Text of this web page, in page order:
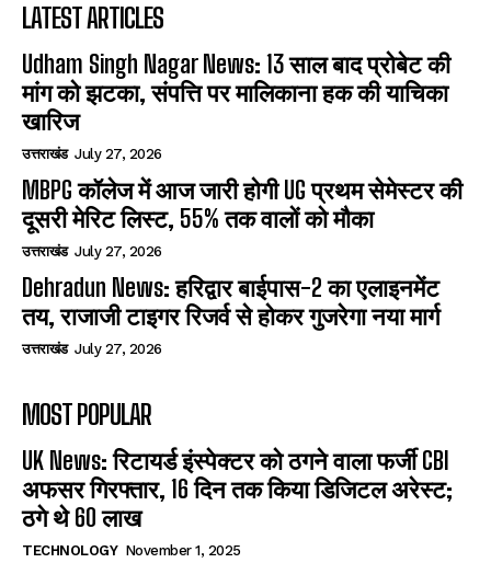
LATEST ARTICLES
Udham Singh Nagar News: 13 साल बाद प्रोबेट की
मांग को झटका, संपत्ति पर मालिकाना हक की याचिका
खारिज
उत्तराखंड July 27, 2026
MBPG कॉलेज में आज जारी होगी UG प्रथम सेमेस्टर की
दूसरी मेरिट लिस्ट, 55% तक वालों को मौका
उत्तराखंड July 27, 2026
Dehradun News: हरिद्वार बाईपास-2 का एलाइनमेंट
तय, राजाजी टाइगर रिजर्व से होकर गुजरेगा नया मार्ग
उत्तराखंड July 27, 2026
MOST POPULAR
UK News: रिटायर्ड इंस्पेक्टर को ठगने वाला फर्जी CBI
अफसर गिरफ्तार, 16 दिन तक किया डिजिटल अरेस्ट;
ठगे थे 60 लाख
TECHNOLOGY November 1, 2025